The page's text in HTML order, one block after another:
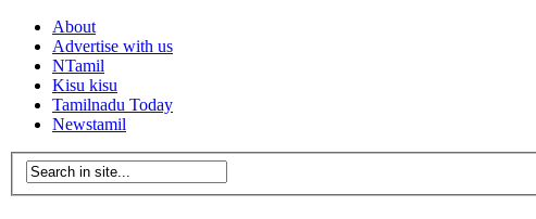
About
Advertise with us
NTamil
Kisu kisu
Tamilnadu Today
Newstamil